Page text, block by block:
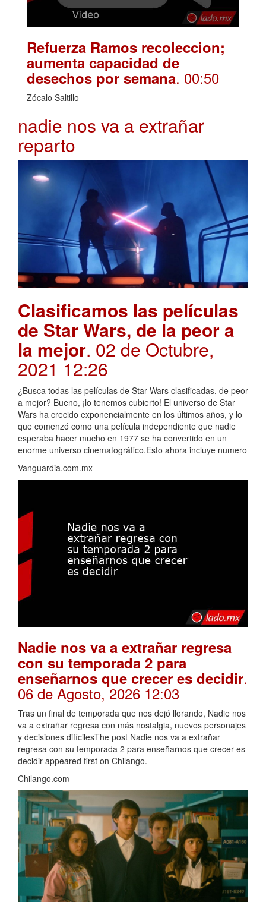
Refuerza Ramos recoleccion;
aumenta capacidad de
desechos por semana. 00:50
Zócalo Saltillo
nadie nos va a extrañar
reparto
Clasificamos las películas
de Star Wars, de la peor a
la mejor. 02 de Octubre,
2021 12:26
¿Busca todas las películas de Star Wars clasificadas, de peor
a mejor? Bueno, ¡lo tenemos cubierto! El universo de Star
Wars ha crecido exponencialmente en los últimos años, y lo
que comenzó como una película independiente que nadie
esperaba hacer mucho en 1977 se ha convertido en un
enorme universo cinematográfico.Esto ahora incluye numero
Vanguardia.com.mx
Nadie nos va a extrañar regresa
con su temporada 2 para
enseñarnos que crecer es decidir.
06 de Agosto, 2026 12:03
Tras un final de temporada que nos dejó llorando, Nadie nos
va a extrañar regresa con más nostalgia, nuevos personajes
y decisiones difícilesThe post Nadie nos va a extrañar
regresa con su temporada 2 para enseñarnos que crecer es
decidir appeared first on Chilango.
Chilango.com